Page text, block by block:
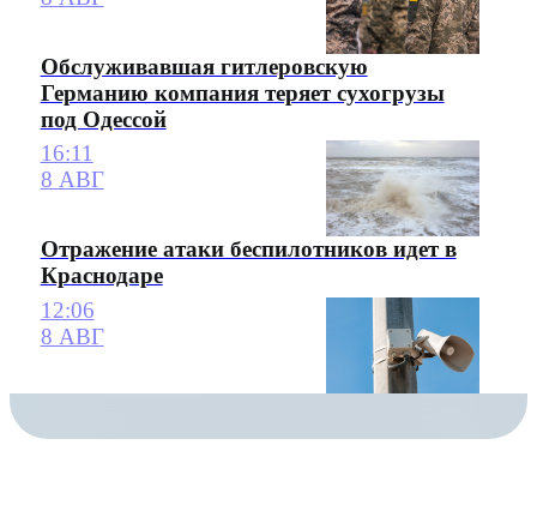
Обслуживавшая гитлеровскую
Германию компания теряет сухогрузы
под Одессой
16:11
8 АВГ
Отражение атаки беспилотников идет в
Краснодаре
12:06
8 АВГ